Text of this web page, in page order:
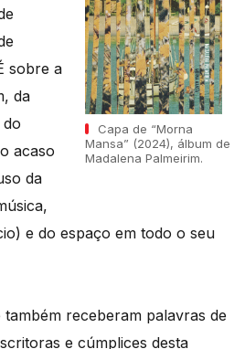
Capa de “Morna
Mansa” (2024), álbum de
Madalena Palmeirim.
sobre a
da
acaso
da
e do espaço em todo o seu
também receberam palavras de
e cúmplices desta